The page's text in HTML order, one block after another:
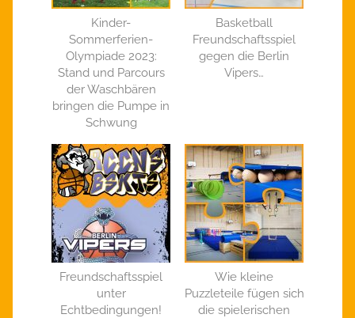
Kinder-
Sommerferien-
Olympiade 2023:
Stand und Parcours
der Waschbären
bringen die Pumpe in
Schwung
Basketball
Freundschaftsspiel
gegen die Berlin
Vipers…
Freundschaftsspiel
unter
Echtbedingungen!
Wie kleine
Puzzleteile fügen sich
die spielerischen